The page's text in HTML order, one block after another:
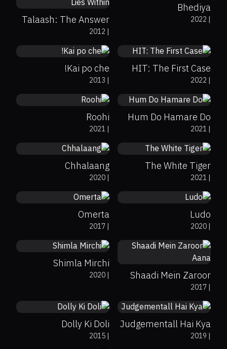
Bhediya
|
2022
Talaash: The Answer
Lies Within|
2012
8.1
HIT: The First Case
|
2022
7.8
79%
40%
Kai po che!
|
2013
6.6
Hum Do Hamare Do
|
2021
4.8
Roohi
|
2021
7.2
75%
The White Tiger
|
2021
7.1
Chhalaang
|
2020
7.9
Ludo
|
2020
7.2
Omerta
|
2017 7.6
Shaadi Mein Zaroor
Aana|
2017
4.7
Shimla Mirchi
|
2020 6
64%
0%
Judgementall Hai Kya
|
2019
4.6
Dolly Ki Doli
|
2015
4.5
56%
0%
4.1
13%